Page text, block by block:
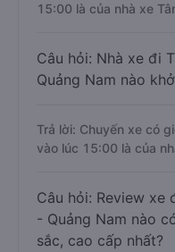
15:00 là của nhà xe
Câu hỏi: Nhà xe đi
Quảng Nam nào
Trả lời: Chuyến xe có
vào lúc 15:00 là của
Câu hỏi: Review xe
- Quảng Nam nào
sắc, cao cấp nhất?